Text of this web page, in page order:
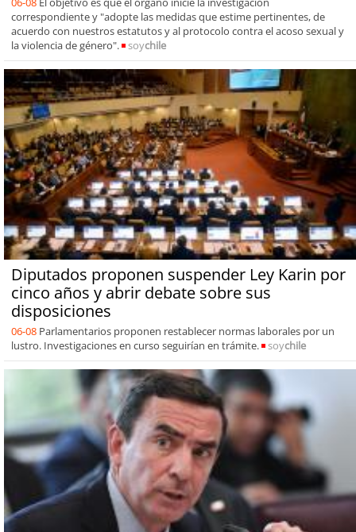
correspondiente y "adopte las medidas que estime pertinentes, de
acuerdo con nuestros estatutos y al protocolo contra el acoso sexual y
la violencia de género".
soychile
Diputados proponen suspender Ley Karin por
cinco años y abrir debate sobre sus
disposiciones
06-08 Parlamentarios proponen restablecer normas laborales por un
lustro. Investigaciones en curso seguirían en trámite.
soychile